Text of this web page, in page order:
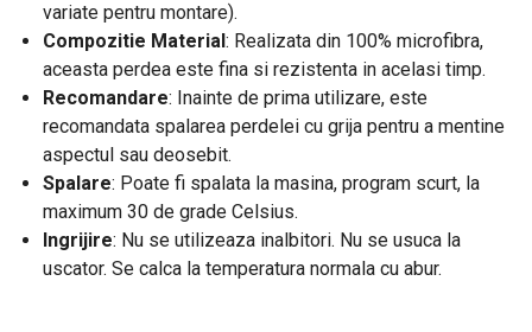
variate pentru montare).
Compozitie Material: Realizata din 100% microfibra,
aceasta perdea este fina si rezistenta in acelasi timp.
Recomandare: Inainte de prima utilizare, este
recomandata spalarea perdelei cu grija pentru a mentine
aspectul sau deosebit.
Spalare: Poate fi spalata la masina, program scurt, la
maximum 30 de grade Celsius.
Ingrijire: Nu se utilizeaza inalbitori. Nu se usuca la
uscator. Se calca la temperatura normala cu abur.